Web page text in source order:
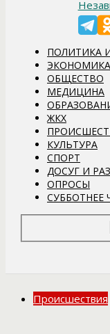
ПОЛИТИКА
ЭКОНОМИКА
ОБЩЕСТВО
МЕДИЦИНА
ЖКХ
КУЛЬТУРА
СПОРТ
ДОСУГ И
ОПРОСЫ
СУББОТНЕЕ
Происшествия